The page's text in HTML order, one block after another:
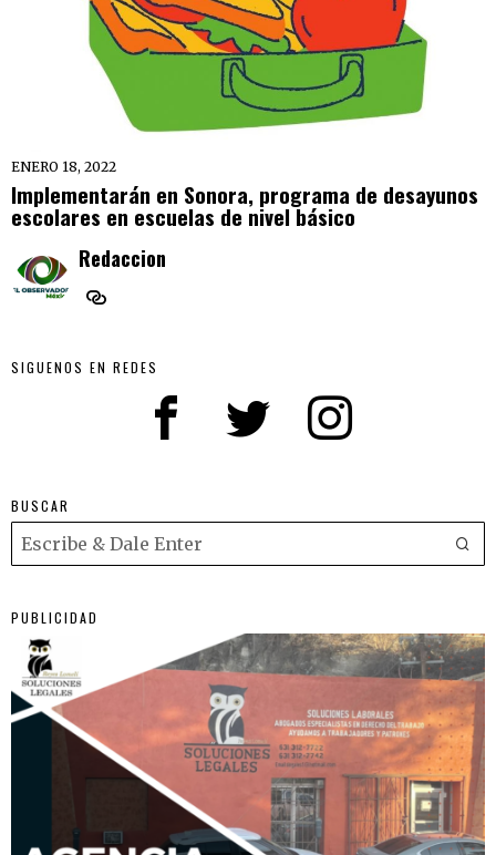
ENERO 18, 2022
Implementarán en Sonora, programa de desayunos
escolares en escuelas de nivel básico
Redaccion
SIGUENOS EN REDES
BUSCAR
PUBLICIDAD